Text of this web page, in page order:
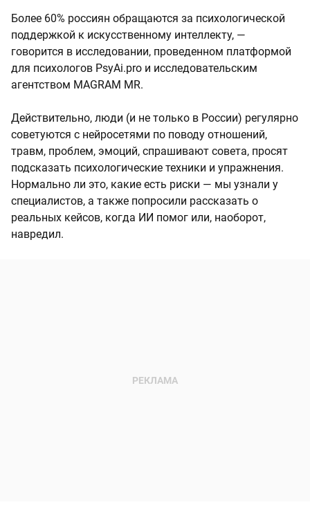
Более 60% россиян обращаются за психологической
поддержкой к искусственному интеллекту, —
говорится в исследовании, проведенном платформой
для психологов PsyAi.pro и исследовательским
агентством MAGRAM MR.
Действительно, люди (и не только в России) регулярно
советуются с нейросетями по поводу отношений,
травм, проблем, эмоций, спрашивают совета, просят
подсказать психологические техники и упражнения.
Нормально ли это, какие есть риски — мы узнали у
специалистов, а также попросили рассказать о
реальных кейсов, когда ИИ помог или, наоборот,
навредил.